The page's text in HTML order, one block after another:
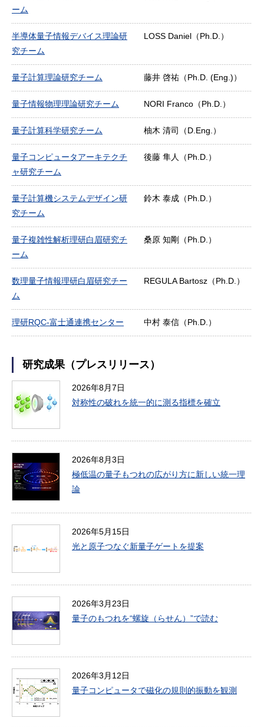
ーム
半導体量子情報デバイス理論研
究チーム
LOSS Daniel（Ph.D.）
量子計算理論研究チーム 藤井 啓祐（Ph.D. (Eng.)）
量子情報物理理論研究チーム NORI Franco（Ph.D.）
量子計算科学研究チーム 柚木 清司（D.Eng.）
量子コンピュータアーキテクチ
ャ研究チーム
後藤 隼人（Ph.D.）
量子計算機システムデザイン研
究チーム
鈴木 泰成（Ph.D.）
量子複雑性解析理研白眉研究チ
ーム
桑原 知剛（Ph.D.）
数理量子情報理研白眉研究チー
ム
REGULA Bartosz（Ph.D.）
理研RQC-富士通連携センター 中村 泰信（Ph.D.）
研究成果（プレスリリース）
2026年8月7日
対称性の破れを統一的に測る指標を確立
2026年8月3日
極低温の量子もつれの広がり方に新しい統一理
論
2026年5月15日
光と原子つなぐ新量子ゲートを提案
2026年3月23日
量子のもつれを“螺旋（らせん）”で読む
2026年3月12日
量子コンピュータで磁化の規則的振動を観測